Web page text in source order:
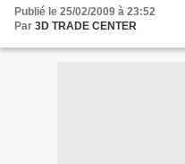
Publié le 25/02/2009 à 23:52
Par 3D TRADE CENTER